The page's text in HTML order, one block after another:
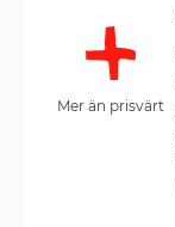
Mer än prisvärt